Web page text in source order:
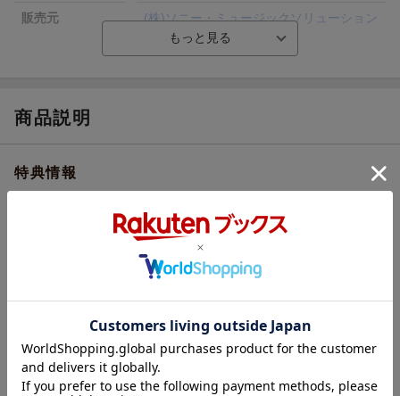
販売元
(株)ソニー・ミュージックソリューション
品番
商品説明
特典情報
ージ上で終了告知をさせていただきます。
楽天ブックス限定先着特典
特典 早期予約特典
HoneyWorks特製オリジナルカレンダー